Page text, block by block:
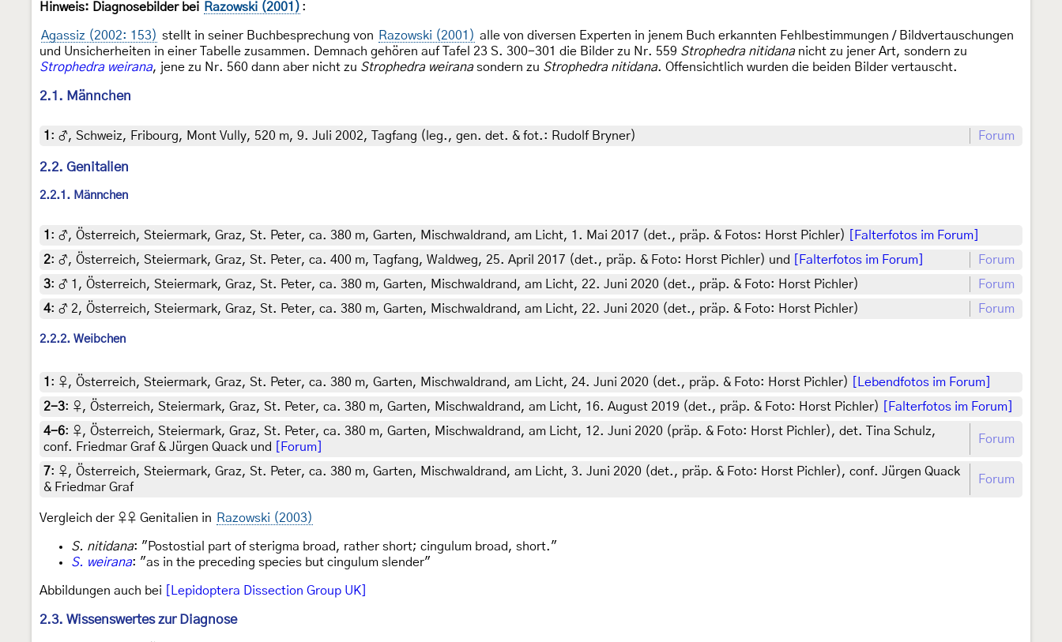
Hinweis: Diagnosebilder bei Razowski (2001) :
Agassiz (2002: 153) stellt in seiner Buchbesprechung von Razowski (2001) alle von diversen Experten in jenem Buch erkannten Fehlbestimmungen / Bildvertauschungen
und Unsicherheiten in einer Tabelle zusammen. Demnach gehören auf Tafel 23 S. 300-301 die Bilder zu Nr. 559 Strophedra nitidananicht zu jener Art, sondern zu
Strophedra weirana, jene zu Nr. 560 dann aber nicht zu Strophedra weiranasondern zu Strophedra nitidana. Offensichtlich wurden die beiden Bilder vertauscht.
2.1. Männchen
1 : ♂, Schweiz, Fribourg, Mont Vully, 520 m, 9. Juli 2002, Tagfang (leg., gen. det. & fot.: Rudolf Bryner) Forum
2.2. Genitalien
2.2.1. Männchen
1 : ♂, Österreich, Steiermark, Graz, St. Peter, ca. 380 m, Garten, Mischwaldrand, am Licht, 1. Mai 2017 (det., präp. & Fotos: Horst Pichler)
[Falterfotos im Forum]
2: ♂, Österreich, Steiermark, Graz, St. Peter, ca. 400 m, Tagfang, Waldweg, 25. April 2017 (det., präp. & Foto: Horst Pichler) und [Falterfotos im Forum]
Forum
3: ♂ 1, Österreich, Steiermark, Graz, St. Peter, ca. 380 m, Garten, Mischwaldrand, am Licht, 22. Juni 2020 (det., präp. & Foto: Horst Pichler)
Forum
4: ♂ 2, Österreich, Steiermark, Graz, St. Peter, ca. 380 m, Garten, Mischwaldrand, am Licht, 22. Juni 2020 (det., präp. & Foto: Horst Pichler) Forum
2.2.2. Weibchen
1 : ♀, Österreich, Steiermark, Graz, St. Peter, ca. 380 m, Garten, Mischwaldrand, am Licht, 24. Juni 2020 (det., präp. & Foto: Horst Pichler)
[Lebendfotos im Forum]
2-3: ♀, Österreich, Steiermark, Graz, St. Peter, ca. 380 m, Garten, Mischwaldrand, am Licht, 16. August 2019 (det., präp. & Foto: Horst Pichler)
[Falterfotos im Forum]
4-6: ♀, Österreich, Steiermark, Graz, St. Peter, ca. 380 m, Garten, Mischwaldrand, am Licht, 12. Juni 2020 (präp. & Foto: Horst Pichler), det. Tina Schulz,
conf. Friedmar Graf & Jürgen Quack und
[Forum]
Forum
7: ♀, Österreich, Steiermark, Graz, St. Peter, ca. 380 m, Garten, Mischwaldrand, am Licht, 3. Juni 2020 (det., präp. & Foto: Horst Pichler), conf. Jürgen Quack
& Friedmar Graf
Forum
Vergleich der ♀♀ Genitalien in Razowski (2003)
S. nitidana: "Postostial part of sterigma broad, rather short; cingulum broad, short."
S. weirana: "as in the preceding species but cingulum slender"
Abbildungen auch bei [Lepidoptera Dissection Group UK]
2.3. Wissenswertes zur Diagnose